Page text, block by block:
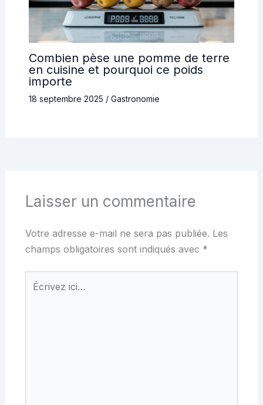
Combien pèse une pomme de terre
en cuisine et pourquoi ce poids
importe
18 septembre 2025 / Gastronomie
Laisser un commentaire
Votre adresse e-mail ne sera pas publiée. Les
champs obligatoires sont indiqués avec *
Écrivez